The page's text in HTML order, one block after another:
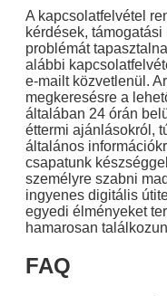
A kapcsolatfelvétel
kérdések,
problémát
alábbi
e-mailt közvetlenül.
megkeresésre a
általában 24 órán
éttermi ajánlásokról,
általános
csapatunk
személyre szabni
ingyenes digitális
egyedi élményeket
hamarosan
FAQ